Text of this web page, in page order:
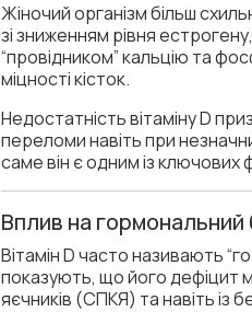
Жіночий організм більш
зі зниженням рівня
“провідником” кальцію та
міцності кісток.
Недостатність вітаміну D
переломи навіть при
саме він є одним із ключових
Вплив на гормональний
Вітамін D часто називають
показують, що його дефіцит
яєчників (СПКЯ) та навіть із